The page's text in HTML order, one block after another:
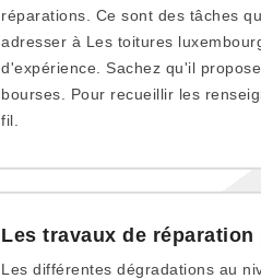
réparations. Ce sont des tâches
adresser à Les toitures
d'expérience. Sachez qu'il
bourses. Pour recueillir les
fil.
Les travaux de
Les différentes dégradations au